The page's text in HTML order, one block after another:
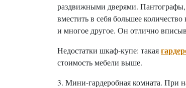
раздвижными дверями.
вместить в себя большее
и многое другое. Он отлично
Недостатки шкаф-купе: такая
стоимость мебели выше.
3. Мини-гардеробная комната. При